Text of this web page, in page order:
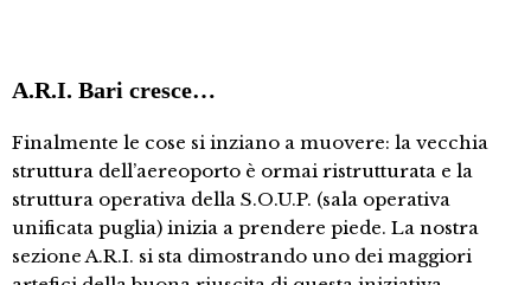
A.R.I. Bari cresce…
Finalmente le cose si inziano a muovere: la vecchia
struttura dell’aereoporto è ormai ristrutturata e la
struttura operativa della S.O.U.P. (sala operativa
unificata puglia) inizia a prendere piede. La nostra
sezione A.R.I. si sta dimostrando uno dei maggiori